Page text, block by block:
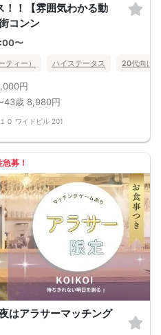
！【雰囲気わかる動
コンン
〜
ィー） ハイステータス 20代向け
円
43歳 8,980円
０ ワイドビル 201
募！
はアラサーマッチング